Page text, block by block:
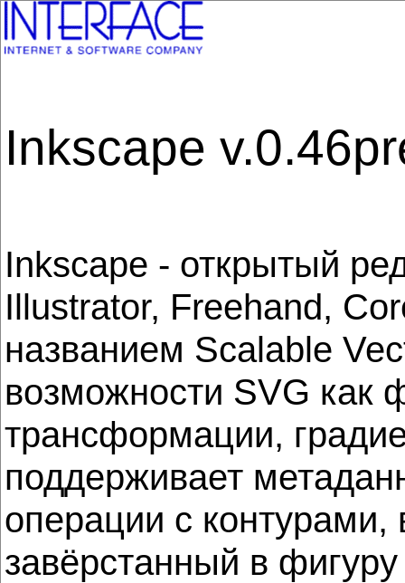
Inkscape
Inkscape - открытый
Illustrator, Freehand,
названием Scalable
возможности SVG как
трансформации,
поддерживает
операции с контурами,
завёрстанный в